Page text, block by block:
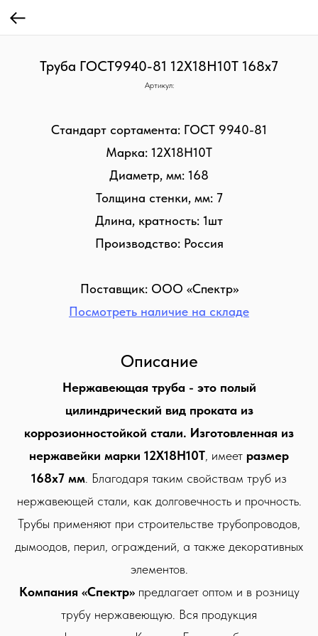
Труба ГОСТ9940-81 12Х18Н10Т 168х7
Артикул:
Стандарт сортамента: ГОСТ 9940-81
Марка: 12Х18Н10Т
Диаметр, мм: 168
Толщина стенки, мм: 7
Длина, кратность: 1шт
Производство: Россия
Поставщик: ООО «Спектр»
Посмотреть наличие на складе
Описание
Нержавеющая труба - это полый
цилиндрический вид проката из
коррозионностойкой стали. Изготовленная из
нержавейки марки 12Х18Н10Т, имеет размер
168х7 мм . Благодаря таким свойствам труб из
нержавеющей стали, как долговечность и прочность.
Трубы применяют при строительстве трубопроводов,
дымоодов, перил, ограждений, а также декоративных
элементов.
Компания «Спектр» предлагает оптом и в розницу
трубу нержавеющую. Вся продукция